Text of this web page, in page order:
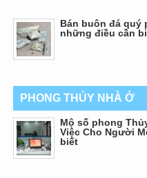
Bán buôn đá quý
những điều cần
PHONG THỦY NHÀ Ở
Mộ số phong
Việc Cho Người
biết